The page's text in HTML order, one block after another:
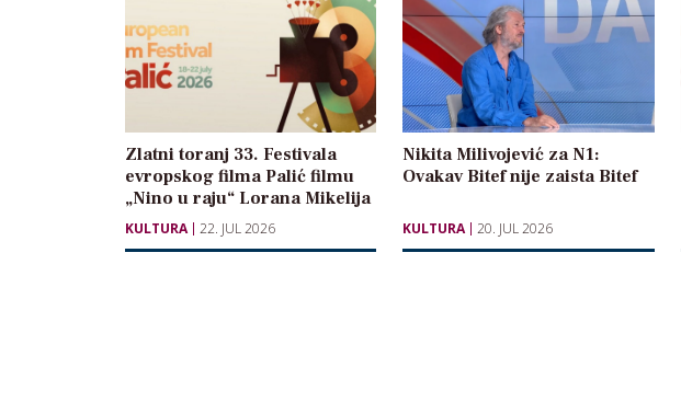
Zlatni toranj 33. Festivala
evropskog filma Palić filmu
„Nino u raju“ Lorana Mikelija
KULTURA 22. JUL 2026
Nikita Milivojević za N1:
Ovakav Bitef nije zaista Bitef
KULTURA 20. JUL 2026